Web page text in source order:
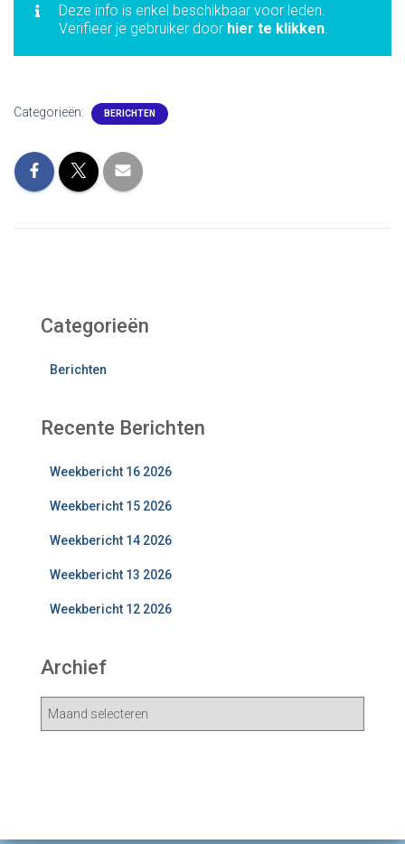
Deze info is enkel beschikbaar voor leden.
Verifieer je gebruiker door hier te klikken.
Categorieën: BERICHTEN
Categorieën
Berichten
Recente Berichten
Weekbericht 16 2026
Weekbericht 15 2026
Weekbericht 14 2026
Weekbericht 13 2026
Weekbericht 12 2026
Archief